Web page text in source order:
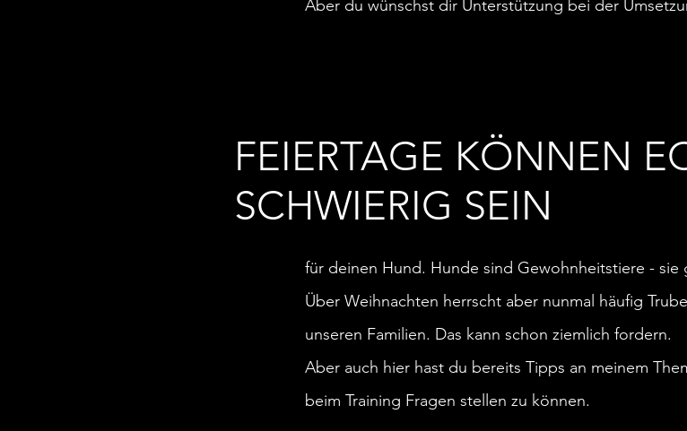
Aber du wünschst dir Unterstützung bei der
FEIERTAGE KÖNNEN
SCHWIERIG SEIN
für deinen Hund. Hunde sind Gewohnheitstiere - sie
Über Weihnachten herrscht aber nunmal häufig
unseren Familien. Das kann schon ziemlich fordern.
Aber auch hier hast du bereits Tipps an meinem
beim Training Fragen stellen zu können.